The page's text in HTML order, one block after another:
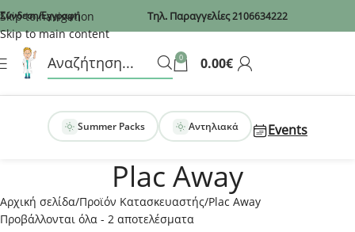
Recaptcha
Skip to navigation
Skip to main content
Σύνδεση/Εγγραφή Τηλ. Παραγγελίες2106634222
0 0.00€
Summer Packs Αντηλιακά Events
Plac Away
Αρχική σελίδα Προϊόν Κατασκευαστής Plac Away
Προβάλλονται όλα - 2 αποτελέσματα